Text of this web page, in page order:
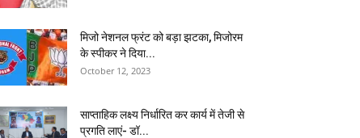
मिजो नेशनल फ्रंट को बड़ा झटका, मिजोरम
के स्पीकर ने दिया...
October 12, 2023
साप्ताहिक लक्ष्य निर्धारित कर कार्य में तेजी से
प्रगति लाएं- डॉ...